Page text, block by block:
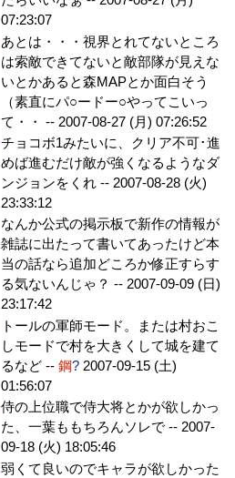
07:23:07
あとは・・・視界とれてないところ
は索敵できてないと敵部隊が見えな
いとかあると森MAPとか面白そう
（素直にパ○ードー○やってこいっ
て・・ -- 2007-08-27 (月) 07:26:52
チョコボ1みたいに、クリア不可･進
めば進むだけ敵が強くなるようなダ
ンジョンをくれ -- 2007-08-28 (火)
23:33:12
なんか公式の掲示板で新作の情報が
雑誌に出たって書いてあったけど本
当の話なら追加どころか修正すらす
る気ないんじゃ？ --2007-09-09 (日)
23:17:42
トールの軍師モード。または村おこ
しモードで村を大きくして城を建て
るなど --鋼? 2007-09-15 (土)
01:56:07
侍の上位職で侍大将とかが欲しかっ
た、一葉ももちろんソレで --2007-
09-18 (火) 18:05:46
弱くて良いのでキャラが欲しかった